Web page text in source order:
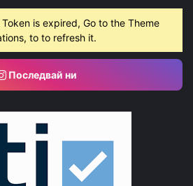
is expired, Go to the Theme
to to refresh it.
Последвай ни